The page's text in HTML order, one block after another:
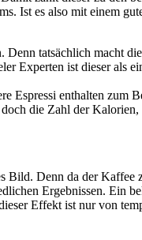
Ist es also mit einem
tatsächlich macht
Experten ist dieser als
Espressi enthalten zum
die Zahl der
Denn da der
Ergebnissen. Ein
Effekt ist nur von